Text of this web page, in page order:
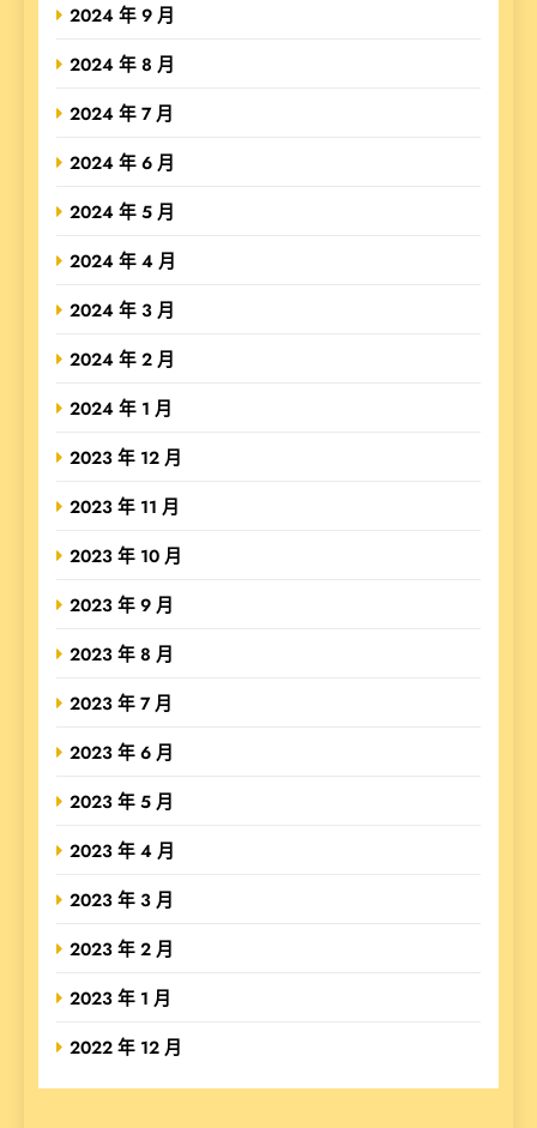
2024 年 9 月
2024 年 8 月
2024 年 7 月
2024 年 6 月
2024 年 5 月
2024 年 4 月
2024 年 3 月
2024 年 2 月
2024 年 1 月
2023 年 12 月
2023 年 11 月
2023 年 10 月
2023 年 9 月
2023 年 8 月
2023 年 7 月
2023 年 6 月
2023 年 5 月
2023 年 4 月
2023 年 3 月
2023 年 2 月
2023 年 1 月
2022 年 12 月